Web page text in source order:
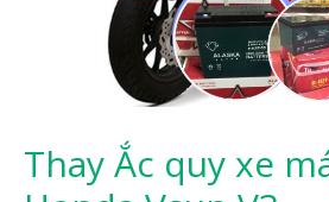
Thay Ắc quy xe